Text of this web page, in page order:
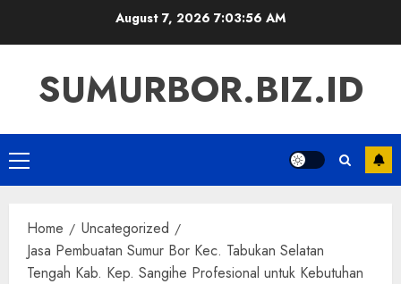
August 7, 20267:03:57 AM
SUMURBOR.BIZ.ID
Primary
Menu
Home
Uncategorized
Jasa Pembuatan Sumur Bor Kec. Tabukan Selatan
Tengah Kab. Kep. Sangihe Profesional untuk Kebutuhan